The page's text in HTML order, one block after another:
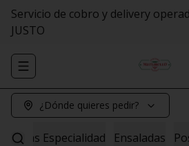
Servicio de cobro y delivery
JUSTO
Abrir menu de navegación
¿Dónde quieres pedir?
Pastas Especialidad Ensaladas